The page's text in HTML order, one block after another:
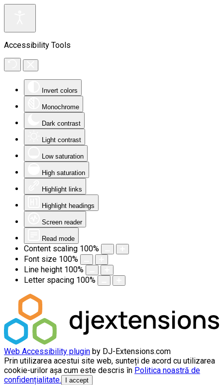
Accessibility Tools
Invert colors
Monochrome
Dark contrast
Light contrast
Low saturation
High saturation
Highlight links
Highlight headings
Screen reader
Read mode
Content scaling 100%
Font size 100%
Line height 100%
Letter spacing 100%
Web Accessibility plugin by DJ-Extensions.com
Prin utilizarea acestui site web, sunteți de acord cu utilizarea
cookie-urilor așa cum este descris în Politica noastră de
confidențialitate.
I accept